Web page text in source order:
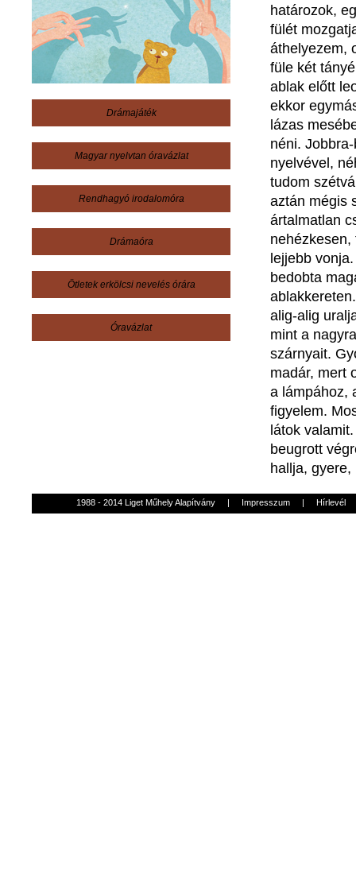
Drámajáték
Magyar nyelvtan óravázlat
Rendhagyó irodalomóra
Drámaóra
Ötletek erkölcsi nevelés órára
Óravázlat
határozok,
fülét
áthelyezem,
füle két
ablak előtt
ekkor
lázas
néni.
nyelvével ,
tudom
aztán mégis
ártalmatlan
nehézkesen,
lejjebb vonja
bedobta
ablakkereten
alig-alig
mint a
szárnyait.
madár, mert
a lámpához,
figyelem.
látok valamit
beugrott
hallja, gyere,
1988 - 2014 Liget Műhely Alapítvány | Impresszum | Hírlevél